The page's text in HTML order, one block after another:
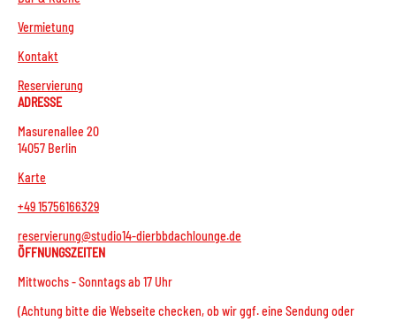
Vermietung
Kontakt
Reservierung
ADRESSE
Masurenallee 20
14057 Berlin
Karte
+49 15756166329
reservierung@studio14-dierbbdachlounge.de
ÖFFNUNGSZEITEN
Mittwochs - Sonntags ab 17 Uhr
(Achtung bitte die Webseite checken, ob wir ggf. eine Sendung oder